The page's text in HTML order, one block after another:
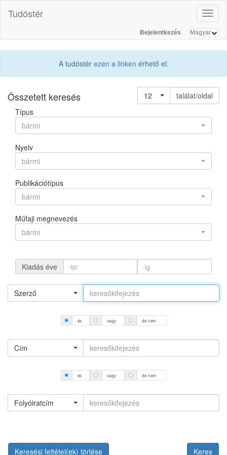
Tudóstér
Bejelentkezés
A tudóstér ezen a linken érhető el.
Összetett keresés 12
találat/oldal
Típus
bármi
Nyelv
bármi
Publikációtípus
bármi
Műfaji megnevezés
bármi
Kiadás éve
Szerző
és vagy de nem
Cím
és vagy de nem
Folyóiratcím
Keresési feltétel(ek) törlése